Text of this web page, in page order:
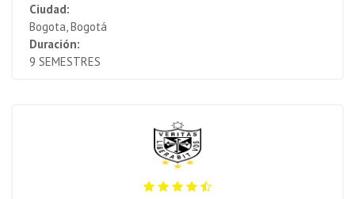
Ciudad:
Bogota, Bogotá
Duración:
9 SEMESTRES